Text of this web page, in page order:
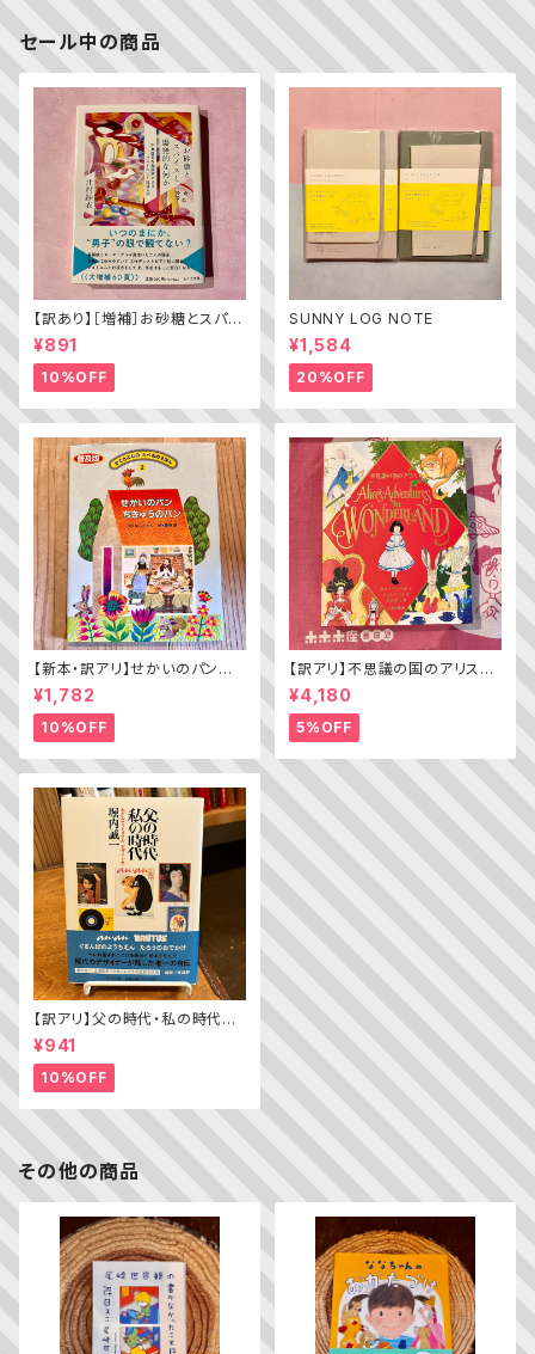
セール中の商品
【訳あり】［増補］お砂糖とスパイ
スと爆発的な何か ——不真面
目な批評家によるフェミニスト批
評入門
¥891
10%OFF
SUNNY LOG NOTE
¥1,584
20%OFF
【新本・訳アリ】せかいのパン
ちきゅうのパン（普及版 かこさ
¥1,782
10%OFF
【訳アリ】不思議の国のアリス（A
lice’s Adventures in WOND
ERLAND）
¥4,180
5%OFF
【訳アリ】父の時代・私の時代
─わがエディトリアル・デザイン
史
¥941
10%OFF
その他の商品